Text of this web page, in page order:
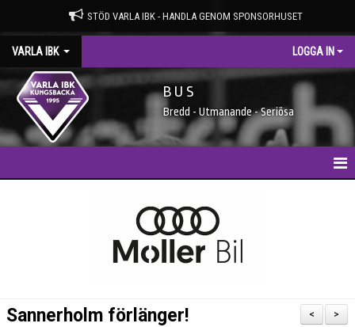
STÖD VARLA IBK - HANDLA GENOM SPONSORHUSET
VARLA IBK LOGGA IN
B U S
Bredd - Utmanande - Seriösa
>
<
Sannerholm förlänger!